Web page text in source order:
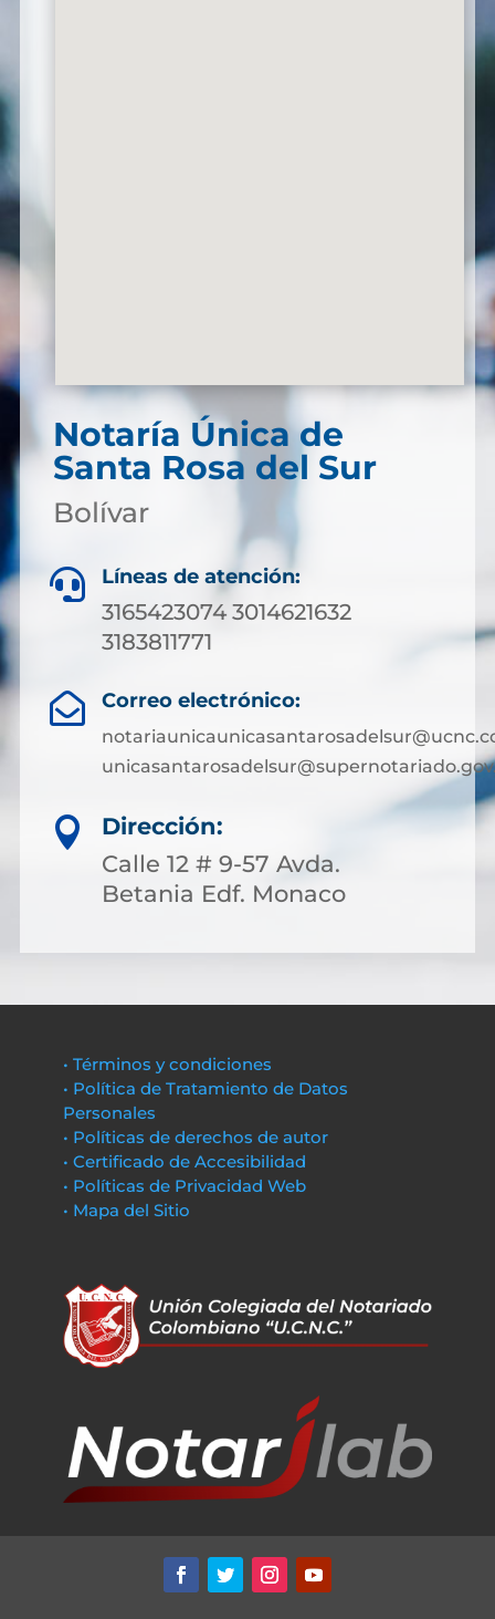
Notaría Única de
Santa Rosa del Sur
Bolívar
 Líneas de atención:
3165423074 3014621632
3183811771
 Correo electrónico:

Dirección:
Calle 12 # 9-57 Avda.
Betania Edf. Monaco
• Términos y condiciones
• Política de Tratamiento de Datos
Personales
• Políticas de derechos de autor
• Certificado de Accesibilidad
• Políticas de Privacidad Web
• Mapa del Sitio